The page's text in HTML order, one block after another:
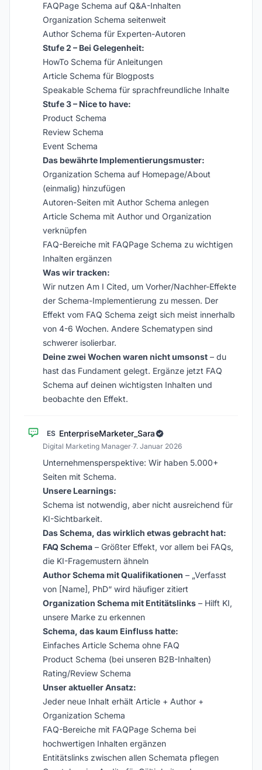
FAQPage Schema auf Q&A-Inhalten
Organization Schema seitenweit
Author Schema für Experten-Autoren
Stufe 2 – Bei Gelegenheit:
HowTo Schema für Anleitungen
Article Schema für Blogposts
Speakable Schema für sprachfreundliche Inhalte
Stufe 3 – Nice to have:
Product Schema
Review Schema
Event Schema
Das bewährte Implementierungsmuster:
Organization Schema auf Homepage/About
(einmalig) hinzufügen
Autoren-Seiten mit Author Schema anlegen
Article Schema mit Author und Organization
verknüpfen
FAQ-Bereiche mit FAQPage Schema zu wichtigen
Inhalten ergänzen
Was wir tracken:
Wir nutzen Am I Cited, um Vorher/Nachher-Effekte
der Schema-Implementierung zu messen. Der
Effekt vom FAQ Schema zeigt sich meist innerhalb
von 4-6 Wochen. Andere Schematypen sind
schwerer isolierbar.
Deine zwei Wochen waren nicht umsonst – du
hast das Fundament gelegt. Ergänze jetzt FAQ
Schema auf deinen wichtigsten Inhalten und
beobachte den Effekt.
ES EnterpriseMarketer_Sara
Digital Marketing Manager·7. Januar 2026
Unternehmensperspektive: Wir haben 5.000+
Seiten mit Schema.
Unsere Learnings:
Schema ist notwendig, aber nicht ausreichend für
KI-Sichtbarkeit.
Das Schema, das wirklich etwas gebracht hat:
FAQ Schema – Größter Effekt, vor allem bei FAQs,
die KI-Fragemustern ähneln
Author Schema mit Qualifikationen – „Verfasst
von [Name], PhD“ wird häufiger zitiert
Organization Schema mit Entitätslinks – Hilft KI,
unsere Marke zu erkennen
Schema, das kaum Einfluss hatte:
Einfaches Article Schema ohne FAQ
Product Schema (bei unseren B2B-Inhalten)
Rating/Review Schema
Unser aktueller Ansatz:
Jeder neue Inhalt erhält Article + Author +
Organization Schema
FAQ-Bereiche mit FAQPage Schema bei
hochwertigen Inhalten ergänzen
Entitätslinks zwischen allen Schemata pflegen